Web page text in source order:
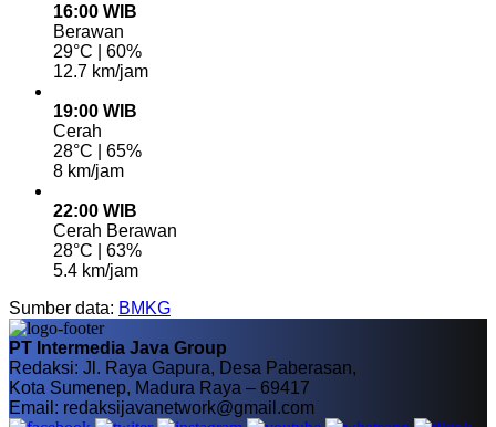
16:00 WIB
Berawan
29°C | 60%
12.7 km/jam
19:00 WIB
Cerah
28°C | 65%
8 km/jam
22:00 WIB
Cerah Berawan
28°C | 63%
5.4 km/jam
Sumber data: BMKG
PT Intermedia Java Group
Redaksi: Jl. Raya Gapura, Desa Paberasan,
Kota Sumenep, Madura Raya – 69417
Email: redaksijavanetwork@gmail.com